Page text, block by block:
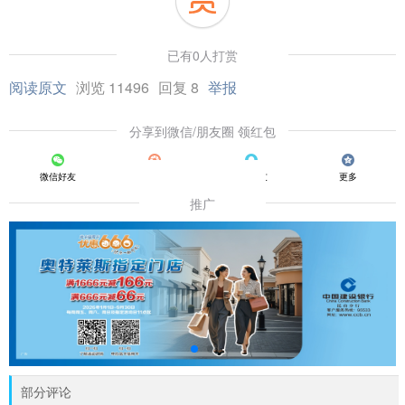
已有0人打赏
阅读原文 浏览 11496 回复 8 举报
分享到微信/朋友圈 领红包
微信好友 QQ好友 更多
推广
部分评论